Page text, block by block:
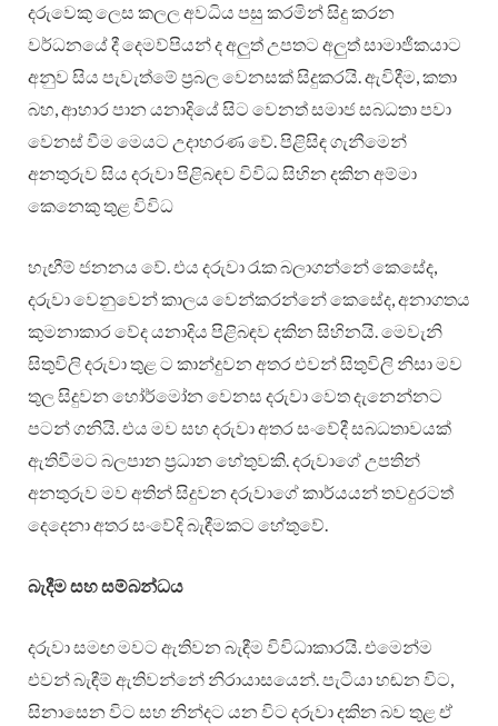
දරුවෙකු ලෙස කලල අවධිය පසු කරමින් සිදු කරන
වර්ධනයේ දී දෙමව්පියන් ද අලුත් උපතට අලුත් සාමාජීකයාට
අනුව සිය පැවැත්මේ ප්‍රබල වෙනසක් සිදුකරයි. ඇවිදීම, කතා
බහ, ආහාර පාන යනාදියේ සිට වෙනත් සමාජ සබධතා පවා
වෙනස් වීම මෙයට උදාහරණ වේ. පිළිසිඳ ගැනීමෙන්
අනතුරුව සිය දරුවා පිළිබඳව විවිධ සිහින දකින අම්මා
කෙනෙකු තුළ විවිධ
හැඟීම් ජනනය වේ. එය දරුවා රැක බලාගන්නේ කෙසේද,
දරුවා වෙනුවෙන් කාලය වෙන්කරන්නේ කෙසේද, අනාගතය
කුමනාකාර වේද යනාදිය පිළිබඳව දකින සිහිනයි. මෙවැනි
සිතුවිලි දරුවා තුළ ට කාන්දුවන අතර එවන් සිතුවිලි නිසා මව
තුල සිදුවන හෝර්මෝන වෙනස දරුවා වෙත දැනෙන්නට
පටන් ගනියි. එය මව සහ දරුවා අතර සංවේදී සබධතාවයක්
ඇතිවීමට බලපාන ප්‍රධාන හේතුවකි. දරුවාගේ උපතින්
අනතුරුව මව අතින් සිදුවන දරුවාගේ කාර්යයන් තවදුරටත්
දෙදෙනා අතර සංවේදි බැඳීමකට හේතුවේ.
බැදීම සහ සම්බන්ධය
දරුවා සමඟ මවට ඇතිවන බැඳීම විවිධාකාරයි. එමෙන්ම
එවන් බැඳීම් ඇතිවන්නේ නිරායාසයෙන්. පැටියා හඬන විට,
සිනාසෙන විට සහ නින්දට යන විට දරුවා දකින බව තුළ ඒ